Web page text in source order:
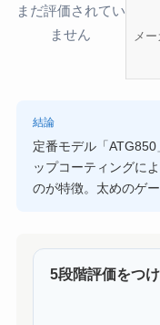
まだ評価されてい
ません
メ
結論
定番モデル「
ップコーティングに
のが特徴。太めのゲ
5段階評価をつ